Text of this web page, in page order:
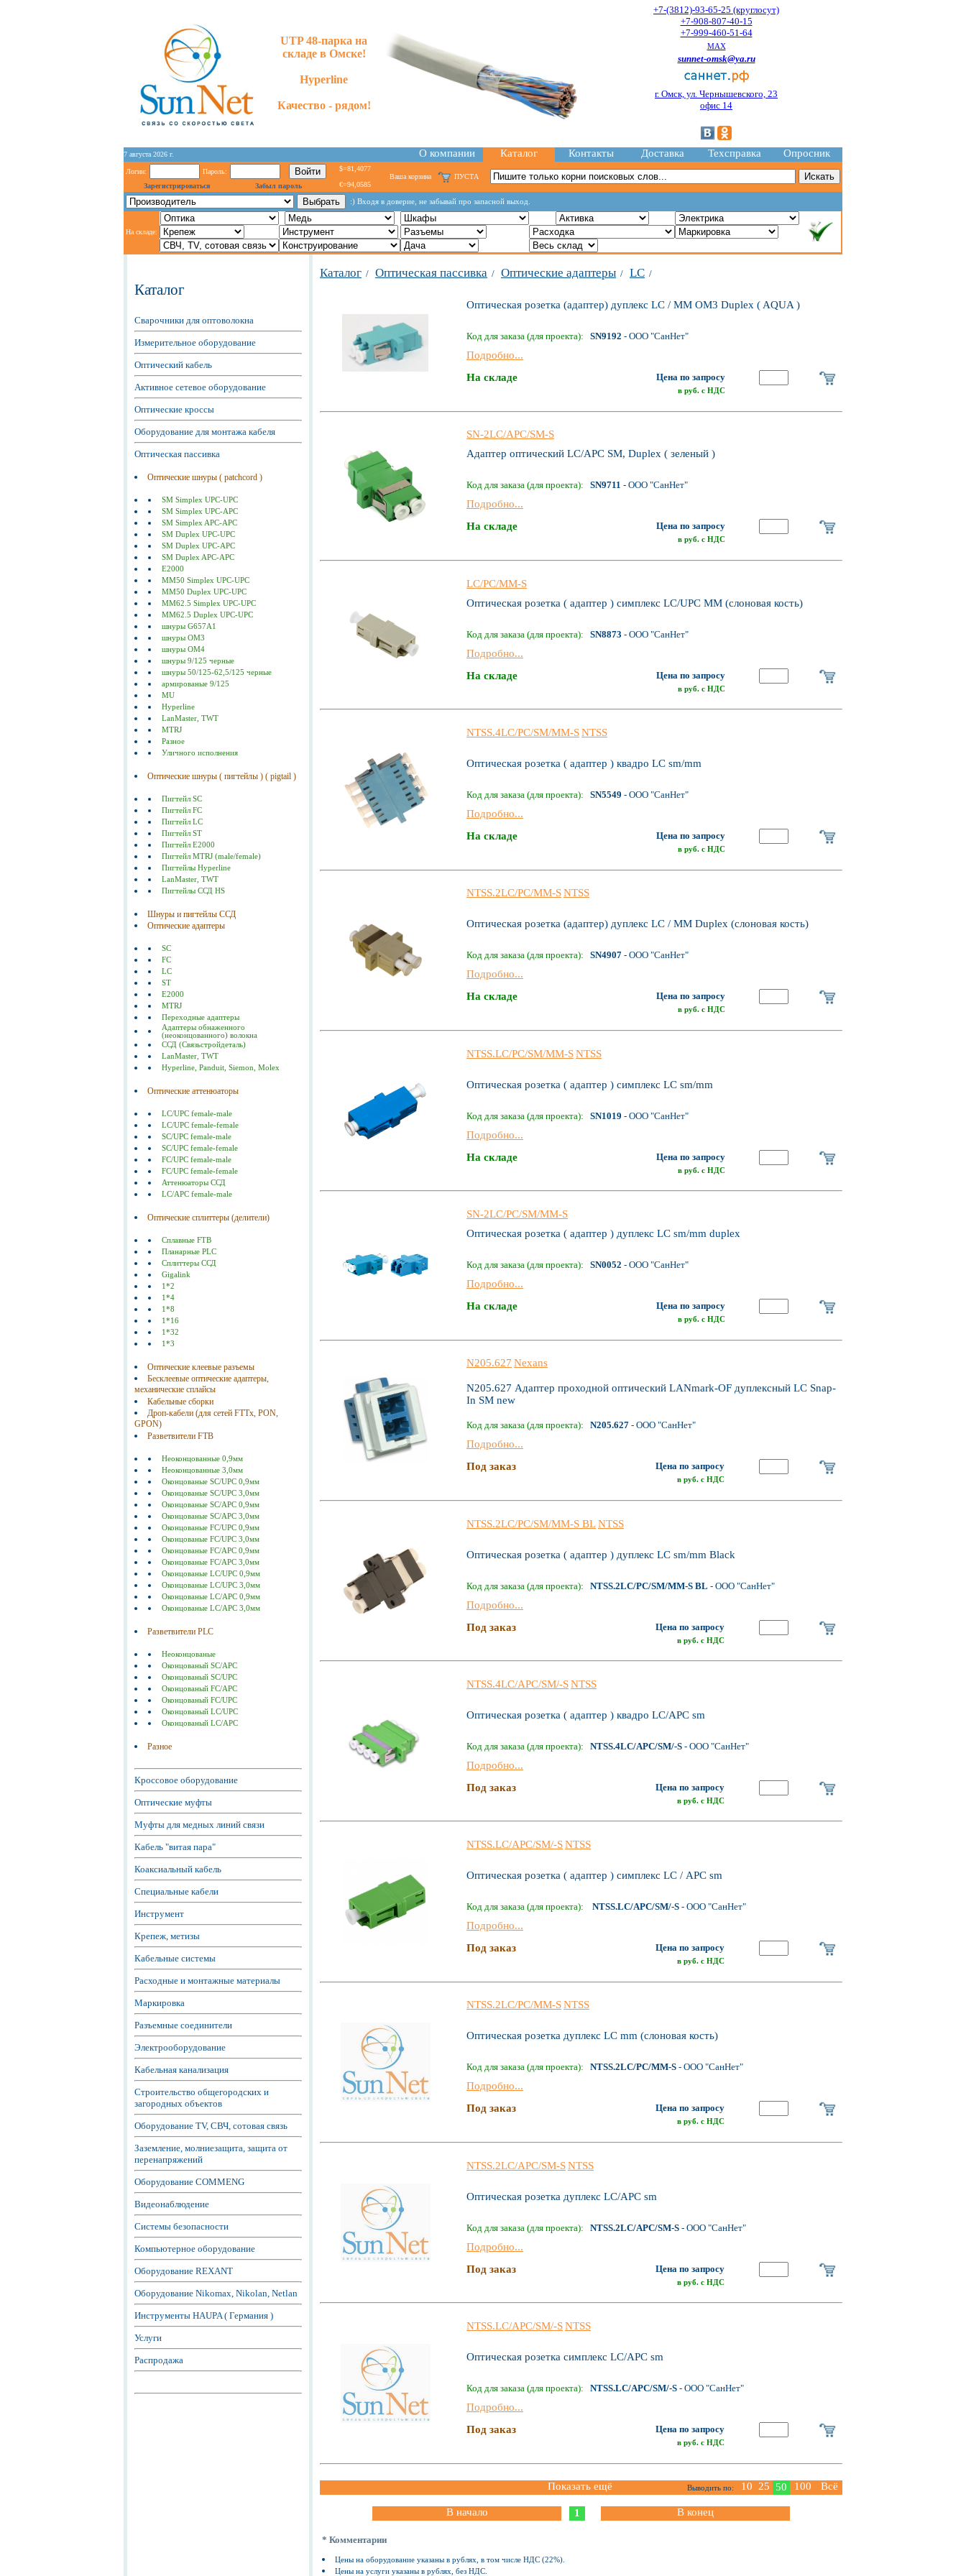
UTP 48-парка на
складе в Омске!
Hyperline
Качество - рядом!
+7-(3812)-93-65-25 (круглосут)
+7-908-807-40-15
+7-999-460-51-64
MAX
sunnet-omsk@ya.ru
г. Омск, ул. Чернышевского, 23
офис 14
7 августа 2026 г. О компании Каталог Контакты Доставка Техсправка Опросник
Логин:
Пароль:
Зарегистрироваться
Забыл пароль
$=81,4077
€=94,0585
Ваша корзина ПУСТА
:) Входя в доверие, не забывай про запасной выход.
На складе:
Каталог
Сварочники для оптоволокна
Измерительное оборудование
Оптический кабель
Активное сетевое оборудование
Оптические кроссы
Оборудование для монтажа кабеля
Оптическая пассивка
Оптические шнуры ( patchcord )
SM Simplex UPC-UPC
SM Simplex UPC-APC
SM Simplex APC-APC
SM Duplex UPC-UPC
SM Duplex UPC-APC
SM Duplex APC-APC
E2000
MM50 Simplex UPC-UPC
MM50 Duplex UPC-UPC
MM62.5 Simplex UPC-UPC
MM62.5 Duplex UPC-UPC
шнуры G657A1
шнуры ОМ3
шнуры ОМ4
шнуры 9/125 черные
шнуры 50/125-62,5/125 черные
армированые 9/125
MU
Hyperline
LanMaster, TWT
MTRJ
Разное
Уличного исполнения
Оптические шнуры ( пигтейлы ) ( pigtail )
Пигтейл SC
Пигтейл FC
Пигтейл LC
Пигтейл ST
Пигтейл E2000
Пигтейл MTRJ (male/female)
Пигтейлы Hyperline
LanMaster, TWT
Пигтейлы ССД HS
Шнуры и пигтейлы ССД
Оптические адаптеры
SC
FC
LC
ST
E2000
MTRJ
Переходные адаптеры
Адаптеры обнаженного
(неоконцованного) волокна
ССД (Связьстройдеталь)
LanMaster, TWT
Hyperline, Panduit, Siemon, Molex
Оптические аттенюаторы
LC/UPC female-male
LC/UPC female-female
SC/UPC female-male
SC/UPC female-female
FC/UPC female-male
FC/UPC female-female
Аттенюаторы ССД
LC/APC female-male
Оптические сплиттеры (делители)
Сплавные FTB
Планарные PLC
Сплиттеры ССД
Gigalink
1*2
1*4
1*8
1*16
1*32
1*3
Оптические клеевые разъемы
Бесклеевые оптические адаптеры,
механические сплайсы
Кабельные сборки
Дроп-кабели (для сетей FTTx, PON,
GPON)
Разветвители FTB
Неоконцованные 0,9мм
Неоконцованные 3,0мм
Оконцованые SC/UPC 0,9мм
Оконцованые SC/UPC 3,0мм
Оконцованые SC/АPC 0,9мм
Оконцованые SC/АPC 3,0мм
Оконцованые FC/UPC 0,9мм
Оконцованые FC/UPC 3,0мм
Оконцованые FC/АPC 0,9мм
Оконцованые FC/АPC 3,0мм
Оконцованые LC/UPC 0,9мм
Оконцованые LC/UPC 3,0мм
Оконцованые LC/АPC 0,9мм
Оконцованые LC/АPC 3,0мм
Разветвители PLC
Неоконцованые
Оконцованый SC/APC
Оконцованый SC/UPC
Оконцованый FC/APC
Оконцованый FC/UPC
Оконцованый LC/UPC
Оконцованый LC/APC
Разное
Кроссовое оборудование
Оптические муфты
Муфты для медных линий связи
Кабель "витая пара"
Коаксиальный кабель
Специальные кабели
Инструмент
Крепеж, метизы
Кабельные системы
Расходные и монтажные материалы
Маркировка
Разъемные соединители
Электрооборудование
Кабельная канализация
Строительство общегородских и
загородных объектов
Оборудование TV, СВЧ, сотовая связь
Заземление, молниезащита, защита от
перенапряжений
Оборудование COMMENG
Видеонаблюдение
Системы безопасности
Компьютерное оборудование
Оборудование REXANT
Оборудование Nikomax, Nikolan, Netlan
Инструменты HAUPA ( Германия )
Услуги
Распродажа
Каталог / Оптическая пассивка / Оптические адаптеры / LC /
Оптическая розетка (адаптер) дуплекс LC / MM OM3 Duplex ( AQUA )
Код для заказа (для проекта): SN9192 - ООО "СанНет"
Подробно...
На складе
Цена по запросу
в руб. с НДС
SN-2LC/APC/SM-S
Адаптер оптический LC/APC SM, Duplex ( зеленый )
Код для заказа (для проекта): SN9711 - ООО "СанНет"
Подробно...
На складе
Цена по запросу
в руб. с НДС
LC/PC/MM-S
Оптическая розетка ( адаптер ) симплекс LC/UPC MM (слоновая кость)
Код для заказа (для проекта): SN8873 - ООО "СанНет"
Подробно...
На складе
Цена по запросу
в руб. с НДС
NTSS.4LC/PC/SM/MM-SNTSS
Оптическая розетка ( адаптер ) квадро LC sm/mm
Код для заказа (для проекта): SN5549 - ООО "СанНет"
Подробно...
На складе
Цена по запросу
в руб. с НДС
NTSS.2LC/PC/MM-SNTSS
Оптическая розетка (адаптер) дуплекс LC / MM Duplex (слоновая кость)
Код для заказа (для проекта): SN4907 - ООО "СанНет"
Подробно...
На складе
Цена по запросу
в руб. с НДС
NTSS.LC/PC/SM/MM-SNTSS
Оптическая розетка ( адаптер ) симплекс LC sm/mm
Код для заказа (для проекта): SN1019 - ООО "СанНет"
Подробно...
На складе
Цена по запросу
в руб. с НДС
SN-2LC/PC/SM/MM-S
Оптическая розетка ( адаптер ) дуплекс LC sm/mm duplex
Код для заказа (для проекта): SN0052 - ООО "СанНет"
Подробно...
На складе
Цена по запросу
в руб. с НДС
N205.627 Nexans
N205.627 Адаптер проходной оптический LANmark-OF дуплексный LC Snap-
In SM new
Код для заказа (для проекта): N205.627 - ООО "СанНет"
Подробно...
Под заказ
Цена по запросу
в руб. с НДС
NTSS.2LC/PC/SM/MM-S BLNTSS
Оптическая розетка ( адаптер ) дуплекс LC sm/mm Black
Код для заказа (для проекта): NTSS.2LC/PC/SM/MM-S BL - ООО "СанНет"
Подробно...
Под заказ
Цена по запросу
в руб. с НДС
NTSS.4LC/APC/SM/-SNTSS
Оптическая розетка ( адаптер ) квадро LC/APC sm
Код для заказа (для проекта): NTSS.4LC/APC/SM/-S - ООО "СанНет"
Подробно...
Под заказ
Цена по запросу
в руб. с НДС
NTSS.LC/АPC/SM/-SNTSS
Оптическая розетка ( адаптер ) симплекс LC / АРС sm
Код для заказа (для проекта): NTSS.LC/АPC/SM/-S - ООО "СанНет"
Подробно...
Под заказ
Цена по запросу
в руб. с НДС
NTSS.2LC/PC/MM-SNTSS
Оптическая розетка дуплекс LC mm (слоновая кость)
Код для заказа (для проекта): NTSS.2LC/PC/MM-S - ООО "СанНет"
Подробно...
Под заказ
Цена по запросу
в руб. с НДС
NTSS.2LC/АPC/SM-SNTSS
Оптическая розетка дуплекс LC/АРС sm
Код для заказа (для проекта): NTSS.2LC/АPC/SM-S - ООО "СанНет"
Подробно...
Под заказ
Цена по запросу
в руб. с НДС
NTSS.LC/АPC/SM/-SNTSS
Оптическая розетка симплекс LC/АРС sm
Код для заказа (для проекта): NTSS.LC/АPC/SM/-S - ООО "СанНет"
Подробно...
Под заказ
Цена по запросу
в руб. с НДС
Показать ещё Выводить по: 10 25 50 100 Всё
В начало 1 В конец
* Комментарии
Цены на оборудование указаны в рублях, в том числе НДС (22%).
Цены на услуги указаны в рублях, без НДС.